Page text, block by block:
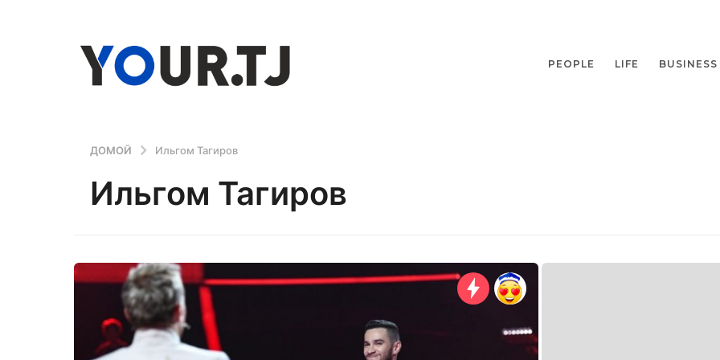
PEOPLE LIFE BUSINESS
ДОМОЙ Ильгом Тагиров
Ильгом Тагиров